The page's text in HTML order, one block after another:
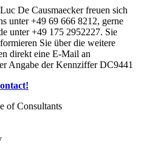
De Causmaecker freuen sich
unter +49 69 666 8212, gerne
unter +49 175 2952227. Sie
Sie über die weitere
direkt eine E-Mail an
Angabe der Kennziffer DC9441
of Consultants